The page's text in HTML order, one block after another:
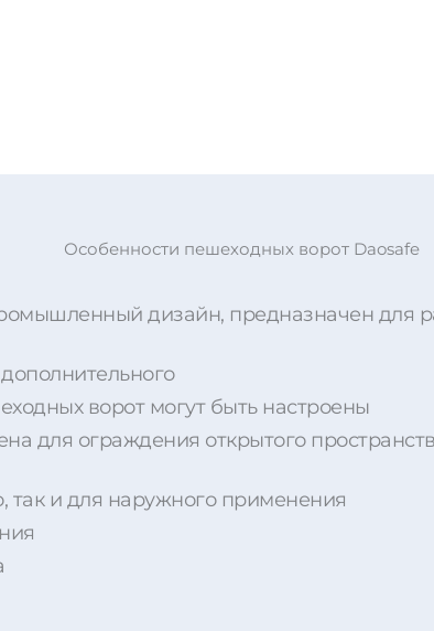
Особенности пешеходных ворот Daosafe
дизайн, предназначен для
ворот могут быть настроены
для ограждения открытого
так и для наружного применения